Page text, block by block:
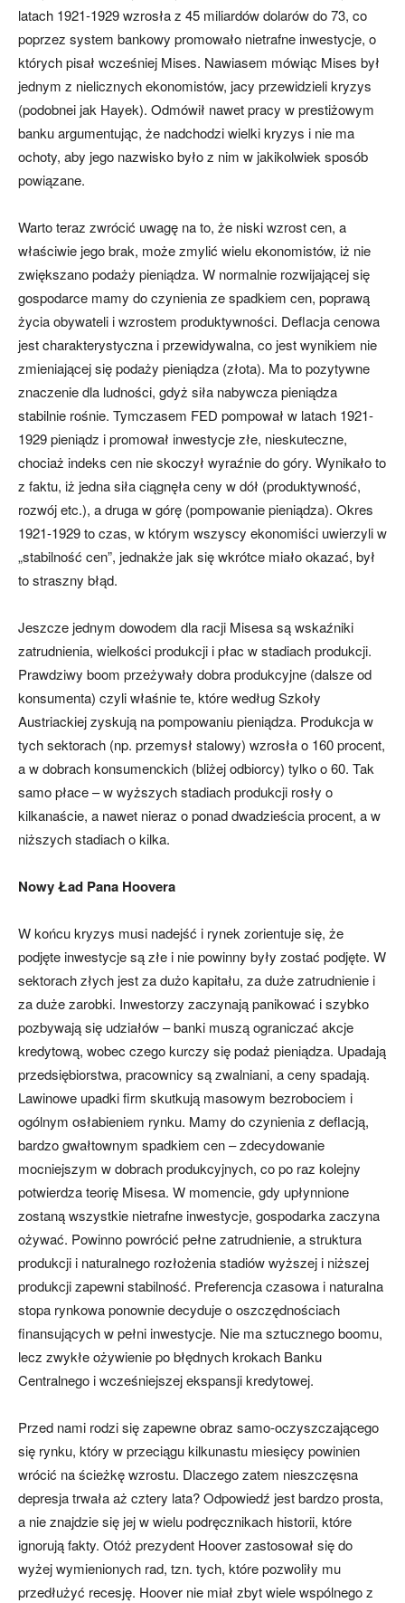
latach 1921-1929 wzrosła z 45 miliardów dolarów do 73, co
poprzez system bankowy promowało nietrafne inwestycje, o
których pisał wcześniej Mises. Nawiasem mówiąc Mises był
jednym z nielicznych ekonomistów, jacy przewidzieli kryzys
(podobnei jak Hayek). Odmówił nawet pracy w prestiżowym
banku argumentując, że nadchodzi wielki kryzys i nie ma
ochoty, aby jego nazwisko było z nim w jakikolwiek sposób
powiązane.
Warto teraz zwrócić uwagę na to, że niski wzrost cen, a
właściwie jego brak, może zmylić wielu ekonomistów, iż nie
zwiększano podaży pieniądza. W normalnie rozwijającej się
gospodarce mamy do czynienia ze spadkiem cen, poprawą
życia obywateli i wzrostem produktywności. Deflacja cenowa
jest charakterystyczna i przewidywalna, co jest wynikiem nie
zmieniającej się podaży pieniądza (złota). Ma to pozytywne
znaczenie dla ludności, gdyż siła nabywcza pieniądza
stabilnie rośnie. Tymczasem FED pompował w latach 1921-
1929 pieniądz i promował inwestycje złe, nieskuteczne,
chociaż indeks cen nie skoczył wyraźnie do góry. Wynikało to
z faktu, iż jedna siła ciągnęła ceny w dół (produktywność,
rozwój etc.), a druga w górę (pompowanie pieniądza). Okres
1921-1929 to czas, w którym wszyscy ekonomiści uwierzyli w
„stabilność cen”, jednakże jak się wkrótce miało okazać, był
to straszny błąd.
Jeszcze jednym dowodem dla racji Misesa są wskaźniki
zatrudnienia, wielkości produkcji i płac w stadiach produkcji.
Prawdziwy boom przeżywały dobra produkcyjne (dalsze od
konsumenta) czyli właśnie te, które według Szkoły
Austriackiej zyskują na pompowaniu pieniądza. Produkcja w
tych sektorach (np. przemysł stalowy) wzrosła o 160 procent,
a w dobrach konsumenckich (bliżej odbiorcy) tylko o 60. Tak
samo płace – w wyższych stadiach produkcji rosły o
kilkanaście, a nawet nieraz o ponad dwadzieścia procent, a w
niższych stadiach o kilka.
Nowy Ład Pana Hoovera
W końcu kryzys musi nadejść i rynek zorientuje się, że
podjęte inwestycje są złe i nie powinny były zostać podjęte. W
sektorach złych jest za dużo kapitału, za duże zatrudnienie i
za duże zarobki. Inwestorzy zaczynają panikować i szybko
pozbywają się udziałów – banki muszą ograniczać akcje
kredytową, wobec czego kurczy się podaż pieniądza. Upadają
przedsiębiorstwa, pracownicy są zwalniani, a ceny spadają.
Lawinowe upadki firm skutkują masowym bezrobociem i
ogólnym osłabieniem rynku. Mamy do czynienia z deflacją,
bardzo gwałtownym spadkiem cen – zdecydowanie
mocniejszym w dobrach produkcyjnych, co po raz kolejny
potwierdza teorię Misesa. W momencie, gdy upłynnione
zostaną wszystkie nietrafne inwestycje, gospodarka zaczyna
ożywać. Powinno powrócić pełne zatrudnienie, a struktura
produkcji i naturalnego rozłożenia stadiów wyższej i niższej
produkcji zapewni stabilność. Preferencja czasowa i naturalna
stopa rynkowa ponownie decyduje o oszczędnościach
finansujących w pełni inwestycje. Nie ma sztucznego boomu,
lecz zwykłe ożywienie po błędnych krokach Banku
Centralnego i wcześniejszej ekspansji kredytowej.
Przed nami rodzi się zapewne obraz samo-oczyszczającego
się rynku, który w przeciągu kilkunastu miesięcy powinien
wrócić na ścieżkę wzrostu. Dlaczego zatem nieszczęsna
depresja trwała aż cztery lata? Odpowiedź jest bardzo prosta,
a nie znajdzie się jej w wielu podręcznikach historii, które
ignorują fakty. Otóż prezydent Hoover zastosował się do
wyżej wymienionych rad, tzn. tych, które pozwoliły mu
przedłużyć recesję. Hoover nie miał zbyt wiele wspólnego z